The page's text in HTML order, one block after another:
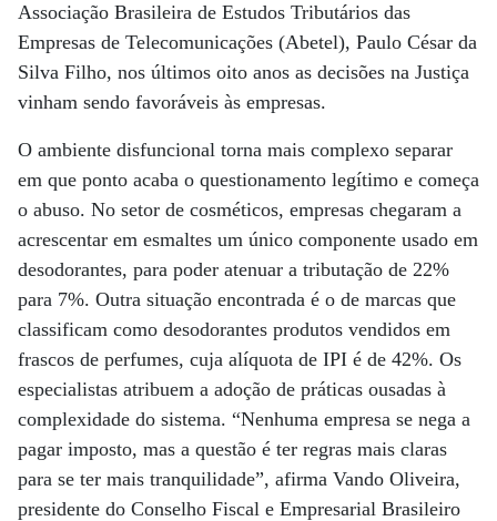
Associação Brasileira de Estudos Tributários das
Empresas de Telecomunicações (Abetel), Paulo César da
Silva Filho, nos últimos oito anos as decisões na Justiça
vinham sendo favoráveis às empresas.
O ambiente disfuncional torna mais complexo separar
em que ponto acaba o questionamento legítimo e começa
o abuso. No setor de cosméticos, empresas chegaram a
acrescentar em esmaltes um único componente usado em
desodorantes, para poder atenuar a tributação de 22%
para 7%. Outra situação encontrada é o de marcas que
classificam como desodorantes produtos vendidos em
frascos de perfumes, cuja alíquota de IPI é de 42%. Os
especialistas atribuem a adoção de práticas ousadas à
complexidade do sistema. “Nenhuma empresa se nega a
pagar imposto, mas a questão é ter regras mais claras
para se ter mais tranquilidade”, afirma Vando Oliveira,
presidente do Conselho Fiscal e Empresarial Brasileiro